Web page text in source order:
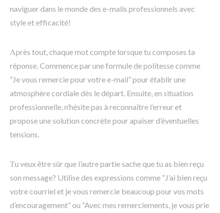
naviguer dans le monde des e-mails professionnels avec
style et efficacité!
Аprès tout, chaque mot compte lorsque tu composes ta
réponse. Commence par une formule de politesse comme
“Je vous remercie pour votre e-mail” pour établir une
atmosphère cordiale dès le départ. Ensuite, en situation
professionnelle, n’hésite pas à reconnaître l’erreur et
propose une solution concrète pour apaiser d’éventuelles
tensions.
Тu veux être sûr que l’autre partie sache que tu as bien reçu
son message? Utilise des expressions comme “J’ai bien reçu
votre courriel et je vous remercie beaucoup pour vos mots
d’encouragement” ou “Avec mes remerciements, je vous prie